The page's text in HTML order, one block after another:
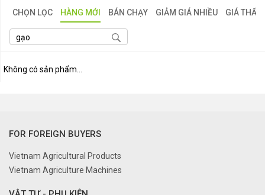
CHỌN LỌC HÀNG MỚI BÁN CHẠY GIẢM GIÁ NHIỀU GIÁ THẤP
Không có sản phẩm...
FOR FOREIGN BUYERS
Vietnam Agricultural Products
Vietnam Agriculture Machines